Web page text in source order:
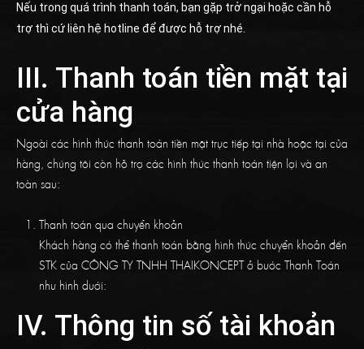
Nếu trong quá trình thanh toán, bạn gặp trở ngại hoặc cần hỗ
trợ thì cứ liên hệ hotline để được hỗ trợ nhé.
III. Thanh toán tiền mặt tại
cửa hàng
Ngoài các hình thức thanh toán tiền mặt trực tiếp tại nhà hoặc tại cửa
hàng, chúng tôi còn hỗ trợ các hình thức thanh toán tiện lợi và an
toàn sau:
Thanh toán qua chuyển khoản
Khách hàng có thể thanh toán bằng hình thức chuyển khoản đến
STK của CÔNG TY TNHH THAIKONCEPTở bước Thanh Toán
như hình dưới:
IV. Thông tin số tài khoản